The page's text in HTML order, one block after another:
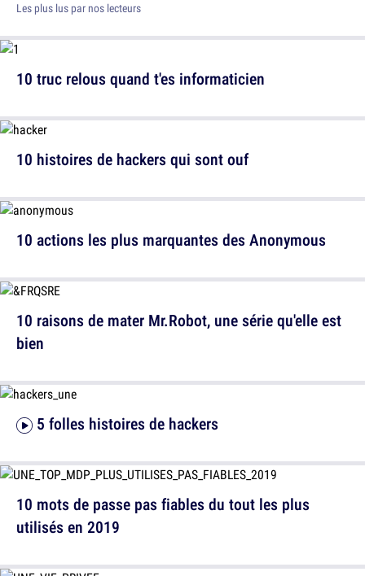
Les plus lus par nos lecteurs
10 truc relous quand t'es informaticien
10 actions les plus marquantes des Anonymous
10 histoires de hackers qui sont ouf
10 raisons de mater Mr.Robot, une série qu'elle est
bien
5 folles histoires de hackers
10 mots de passe pas fiables du tout les plus
utilisés en 2019